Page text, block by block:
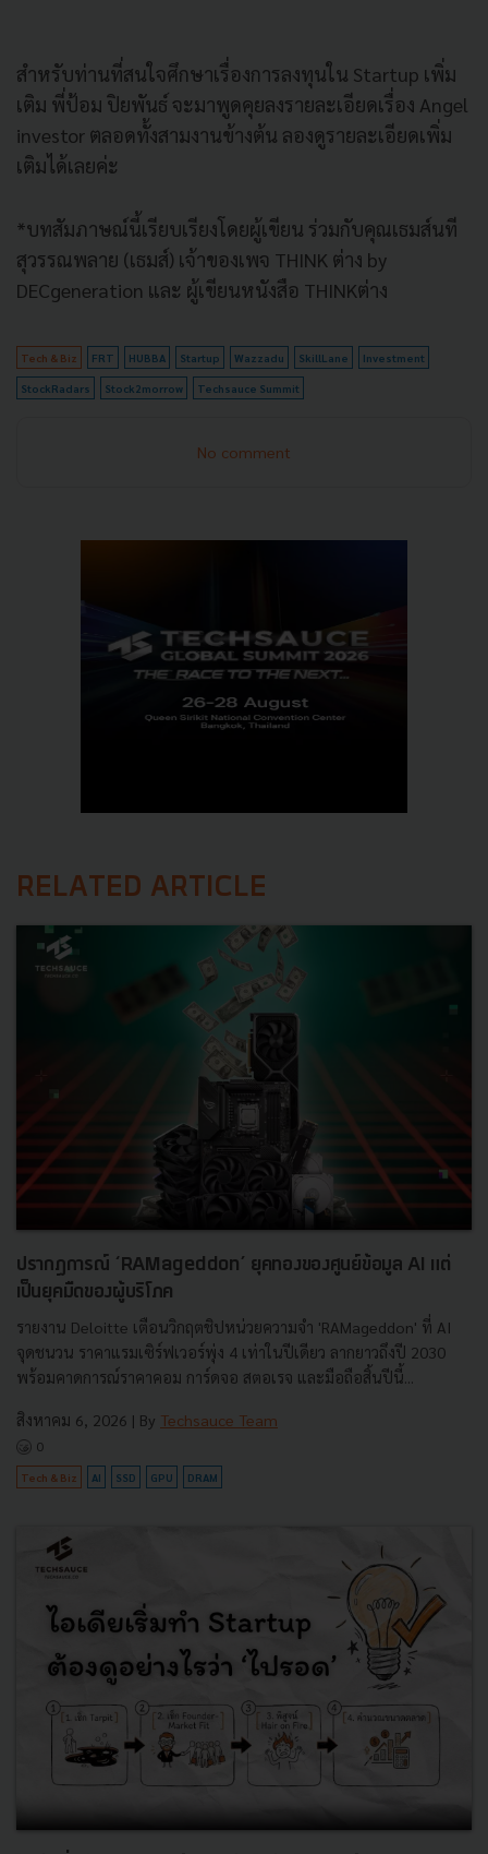
สำหรับท่านที่สนใจศึกษาเรื่องการลงทุนใน Startup เพิ่ม
เติม พี่ป้อม ปิยพันธ์ จะมาพูดคุยลงรายละเอียดเรื่อง Angel
investor ตลอดทั้งสามงานข้างต้น ลองดูรายละเอียดเพิ่ม
เติมได้เลยค่ะ
*บทสัมภาษณ์นี้เรียบเรียงโดยผู้เขียน ร่วมกับคุณเธมส์นที
สุวรรณพลาย (เธมส์) เจ้าของเพจ THINK ต่าง by
DECgeneration และ ผู้เขียนหนังสือ THINKต่าง
Tech & Biz FRT HUBBA Startup Wazzadu SkillLane Investment
StockRadars Stock2morrow Techsauce Summit
No comment
RELATED ARTICLE
ปรากฏการณ์ ‘RAMageddon’ ยุคทองของศูนย์ข้อมูล AI แต่
เป็นยุคมืดของผู้บริโภค
รายงาน Deloitte เตือนวิกฤตชิปหน่วยความจำ 'RAMageddon' ที่ AI
จุดชนวน ราคาแรมเซิร์ฟเวอร์พุ่ง 4 เท่าในปีเดียว ลากยาวถึงปี 2030
พร้อมคาดการณ์ราคาคอม การ์ดจอ สตอเรจ และมือถือสิ้นปีนี้...
สิงหาคม 6, 2026 | By Techsauce Team
0
Tech & Biz AI SSD GPU DRAM